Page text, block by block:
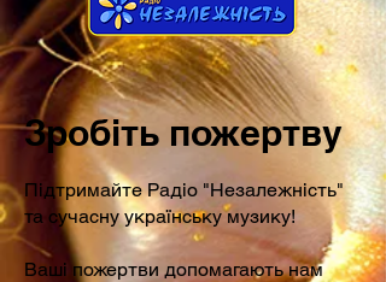
Зробіть пожертву
Підтримайте Радіо "Незалежність"
та сучасну українську музику!
Ваші пожертви допомагають нам